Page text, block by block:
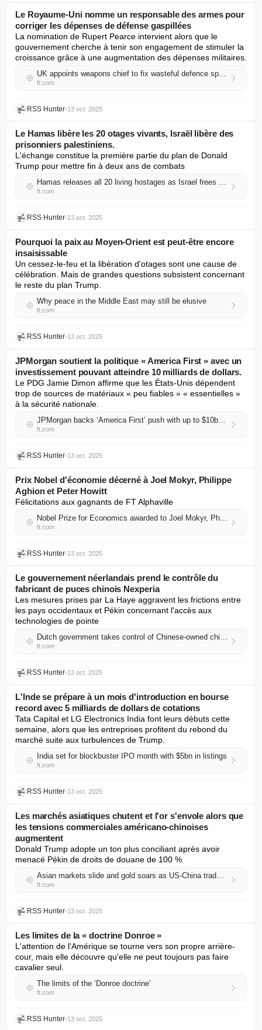
Le Royaume-Uni nomme un responsable des armes pour
corriger les dépenses de défense gaspillées
La nomination de Rupert Pearce intervient alors que le
gouvernement cherche à tenir son engagement de stimuler la
croissance grâce à une augmentation des dépenses militaires.
UK appoints weapons chief to fix wasteful defence spending
ft.com
RSS Hunter•13 oct. 2025
Le Hamas libère les 20 otages vivants, Israël libère des
prisonniers palestiniens.
L'échange constitue la première partie du plan de Donald
Trump pour mettre fin à deux ans de combats
Hamas releases all 20 living hostages as Israel frees Palestinian prisoners
ft.com
RSS Hunter•13 oct. 2025
Pourquoi la paix au Moyen-Orient est peut-être encore
insaisissable
Un cessez-le-feu et la libération d'otages sont une cause de
célébration. Mais de grandes questions subsistent concernant
le reste du plan Trump.
Why peace in the Middle East may still be elusive
ft.com
RSS Hunter•13 oct. 2025
JPMorgan soutient la politique « America First » avec un
investissement pouvant atteindre 10 milliards de dollars.
Le PDG Jamie Dimon affirme que les États-Unis dépendent
trop de sources de matériaux « peu fiables » « essentielles »
à la sécurité nationale.
JPMorgan backs ‘America First’ push with up to $10bn investment
ft.com
RSS Hunter•13 oct. 2025
Prix Nobel d'économie décerné à Joel Mokyr, Philippe
Aghion et Peter Howitt
Félicitations aux gagnants de FT Alphaville
Nobel Prize for Economics awarded to Joel Mokyr, Philippe Aghion and Peter Howitt
ft.com
RSS Hunter•13 oct. 2025
Le gouvernement néerlandais prend le contrôle du
fabricant de puces chinois Nexperia
Les mesures prises par La Haye aggravent les frictions entre
les pays occidentaux et Pékin concernant l'accès aux
technologies de pointe
Dutch government takes control of Chinese-owned chipmaker Nexperia
ft.com
RSS Hunter•13 oct. 2025
L'Inde se prépare à un mois d'introduction en bourse
record avec 5 milliards de dollars de cotations
Tata Capital et LG Electronics India font leurs débuts cette
semaine, alors que les entreprises profitent du rebond du
marché suite aux turbulences de Trump.
India set for blockbuster IPO month with $5bn in listings
ft.com
RSS Hunter•13 oct. 2025
Les marchés asiatiques chutent et l'or s'envole alors que
les tensions commerciales américano-chinoises
augmentent
Donald Trump adopte un ton plus conciliant après avoir
menacé Pékin de droits de douane de 100 %
Asian markets slide and gold soars as US-China trade tensions rise
ft.com
RSS Hunter•13 oct. 2025
Les limites de la « doctrine Donroe »
L'attention de l'Amérique se tourne vers son propre arrière-
cour, mais elle découvre qu'elle ne peut toujours pas faire
cavalier seul.
The limits of the ‘Donroe doctrine’
ft.com
RSS Hunter•13 oct. 2025